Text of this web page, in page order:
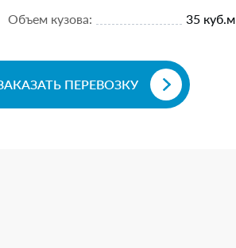
Объем кузова: 35 куб.м
ПЕРЕВОЗКУ